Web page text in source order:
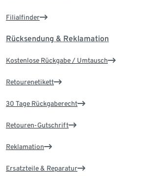
Filialfinder
Rücksendung & Reklamation
Kostenlose Rückgabe / Umtausch
Retourenetikett
30 Tage Rückgaberecht
Retouren-Gutschrift
Reklamation
Ersatzteile & Reparatur